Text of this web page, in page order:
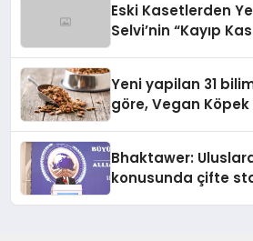
Eski Kasetlerden
Selvi’nin “Kayıp
Yeni yapilan 31
göre, Vegan
Bhaktawer:
konusunda çifte